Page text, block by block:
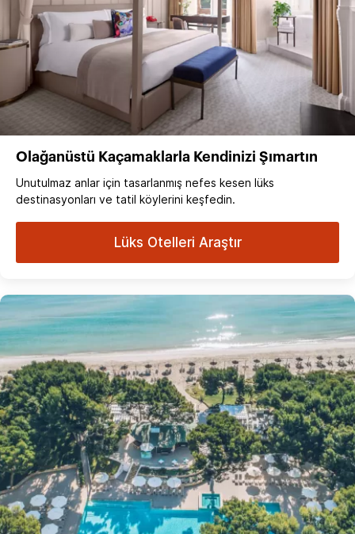
Olağanüstü Kaçamaklarla Kendinizi Şımartın
Unutulmaz anlar için tasarlanmış nefes kesen lüks
destinasyonları ve tatil köylerini keşfedin.
Lüks Otelleri Araştır